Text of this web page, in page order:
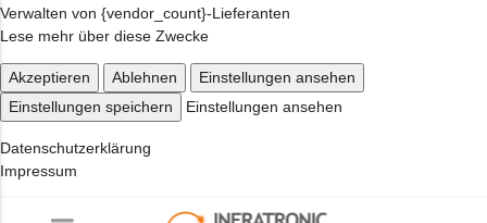
Verwalten von {vendor_count}-Lieferanten
Lese mehr über diese Zwecke
Akzeptieren Ablehnen
Einstellungen ansehen
Einstellungen speichern
Einstellungen ansehen
Datenschutzerklärung
Impressum